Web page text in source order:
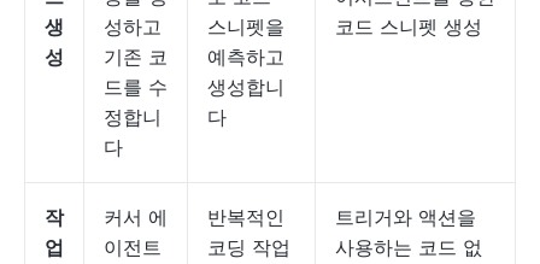
생
성
성하고
기존 코
드를 수
정합니
다
스니펫을
예측하고
생성합니
다
코드 스니펫 생성
작
업
커서 에
이전트
반복적인
코딩 작업
트리거와 액션을
사용하는 코드 없